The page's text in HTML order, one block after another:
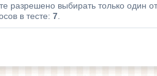
разрешено выбирать только один
в тесте: 7